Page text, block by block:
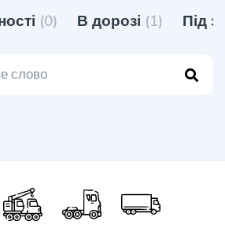
(0) В дорозі (1) Під